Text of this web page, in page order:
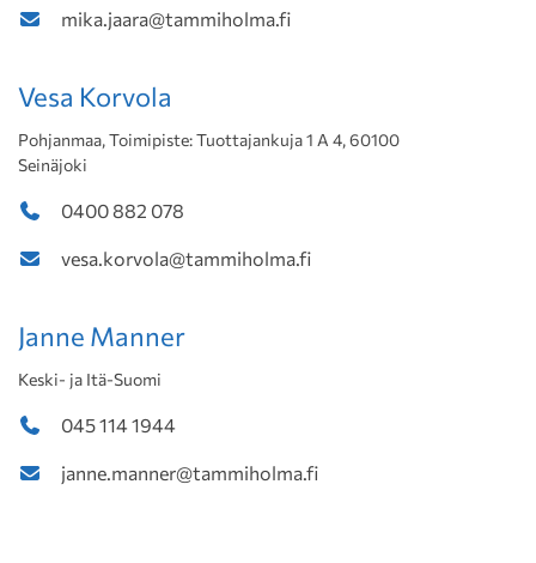
mika.jaara@tammiholma.fi
Vesa Korvola
Pohjanmaa, Toimipiste: Tuottajankuja 1 A 4, 60100
Seinäjoki
0400 882 078
vesa.korvola@tammiholma.fi
Janne Manner
Keski- ja Itä-Suomi
045 114 1944
janne.manner@tammiholma.fi